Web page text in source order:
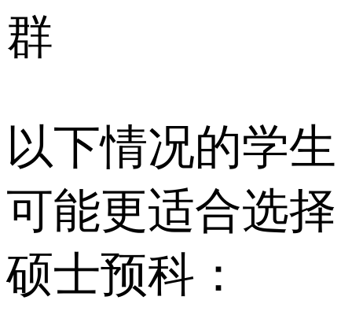
群
以下情况的学生
可能更适合选择
硕士预科：